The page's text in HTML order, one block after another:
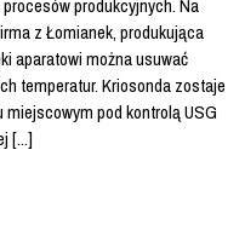
produkcyjnych. Na
z Łomianek, produkująca
aparatowi można usuwać
temperatur. Kriosonda zostaje
pod kontrolą USG
[...]